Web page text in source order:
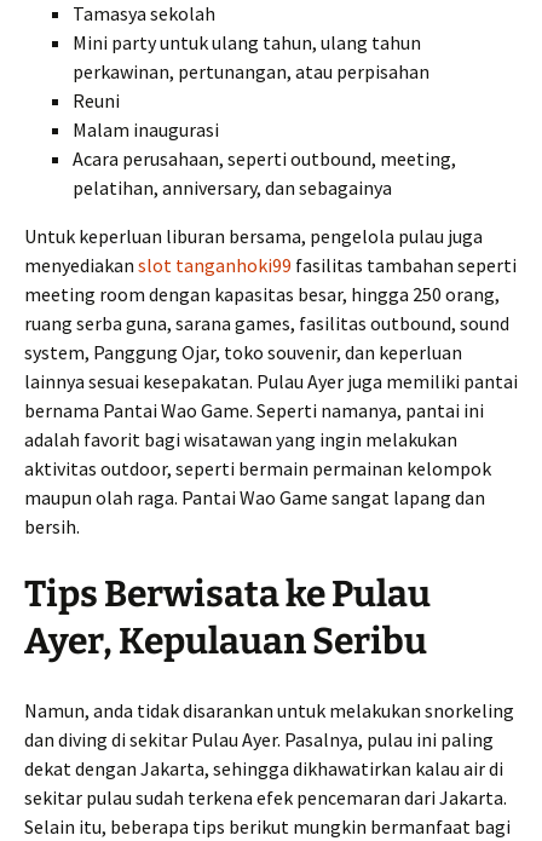
Tamasya sekolah
Mini party untuk ulang tahun, ulang tahun
perkawinan, pertunangan, atau perpisahan
Reuni
Malam inaugurasi
Acara perusahaan, seperti outbound, meeting,
pelatihan, anniversary, dan sebagainya
Untuk keperluan liburan bersama, pengelola pulau juga
menyediakan slot tanganhoki99 fasilitas tambahan seperti
meeting room dengan kapasitas besar, hingga 250 orang,
ruang serba guna, sarana games, fasilitas outbound, sound
system, Panggung Ojar, toko souvenir, dan keperluan
lainnya sesuai kesepakatan. Pulau Ayer juga memiliki pantai
bernama Pantai Wao Game. Seperti namanya, pantai ini
adalah favorit bagi wisatawan yang ingin melakukan
aktivitas outdoor, seperti bermain permainan kelompok
maupun olah raga. Pantai Wao Game sangat lapang dan
bersih.
Tips Berwisata ke Pulau
Ayer, Kepulauan Seribu
Namun, anda tidak disarankan untuk melakukan snorkeling
dan diving di sekitar Pulau Ayer. Pasalnya, pulau ini paling
dekat dengan Jakarta, sehingga dikhawatirkan kalau air di
sekitar pulau sudah terkena efek pencemaran dari Jakarta.
Selain itu, beberapa tips berikut mungkin bermanfaat bagi